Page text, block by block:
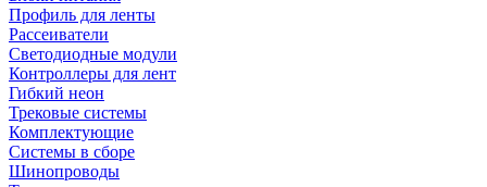
Профиль для ленты
Рассеиватели
Светодиодные модули
Контроллеры для лент
Гибкий неон
Трековые системы
Комплектующие
Системы в сборе
Шинопроводы